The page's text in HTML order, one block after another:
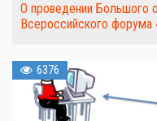
О проведении Большого
Всероссийского
6376